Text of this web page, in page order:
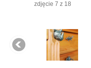
zdjęcie 7 z 18